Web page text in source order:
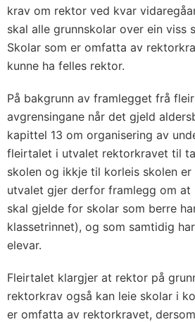
krav om rektor ved kvar
skal alle grunnskolar over ein viss
Skolar som er omfatta av
kunne ha felles rektor.
På bakgrunn av framlegget frå
avgrensingane når det gjeld
kapittel 13 om organisering av
fleirtalet i utvalet rektorkravet til
skolen og ikkje til korleis skolen
utvalet gjer derfor framlegg om
skal gjelde for skolar som berre
klassetrinnet), og som samtidig
elevar.
Fleirtalet klargjer at rektor på
rektorkrav også kan leie skolar i
er omfatta av rektorkravet,